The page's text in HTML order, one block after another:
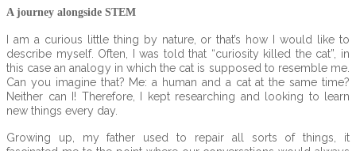
A journey alongside STEM
I am a curious little thing by nature, or that’s how I would like to
describe myself. Often, I was told that “curiosity killed the cat”, in
this case an analogy in which the cat is supposed to resemble me.
Can you imagine that? Me: a human and a cat at the same time?
Neither can I! Therefore, I kept researching and looking to learn
new things every day.
Growing up, my father used to repair all sorts of things, it